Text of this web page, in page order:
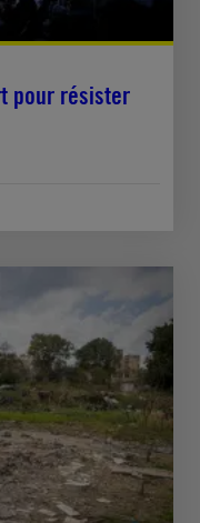
pour résister